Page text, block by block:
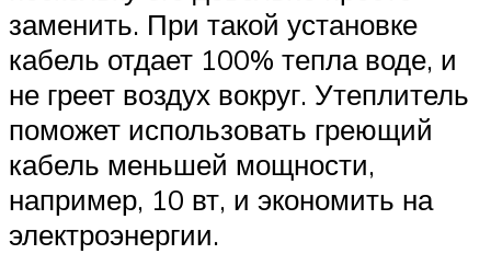
заменить. При такой установке
кабель отдает 100% тепла воде, и
не греет воздух вокруг. Утеплитель
поможет использовать греющий
кабель меньшей мощности,
например, 10 вт, и экономить на
электроэнергии.